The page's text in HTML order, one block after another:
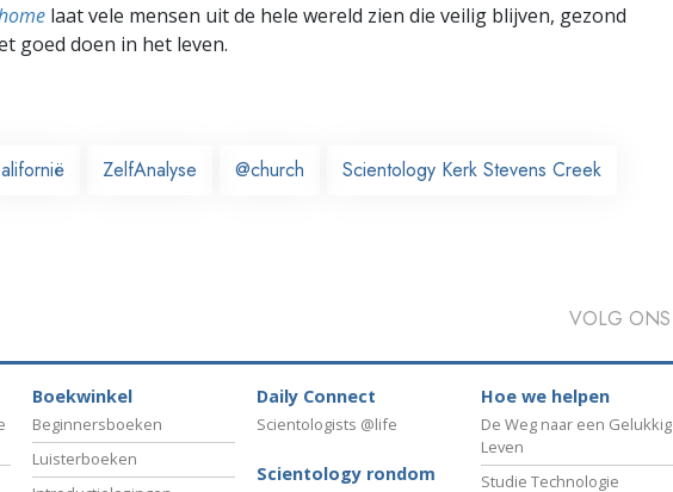
laat vele mensen uit de hele wereld zien die veilig blijven, gezond
goed doen in het leven.
ZelfAnalyse @church Scientology Kerk Stevens Creek
VOLG ONS
Boekwinkel
Beginnersboeken
Luisterboeken
Daily Connect
Scientologists @life
Scientology rondom
Hoe we helpen
De Weg naar een Gelukkig
Leven
Studie Technologie